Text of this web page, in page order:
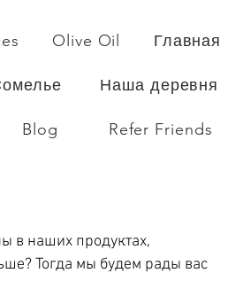
Olive Oil Главная
Наша деревня
Blog Refer Friends
в наших продуктах,
Тогда мы будем рады вас